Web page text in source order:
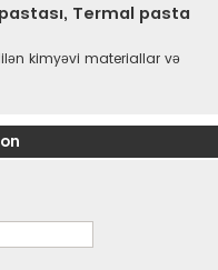
Termal pasta
kimyəvi materiallar və